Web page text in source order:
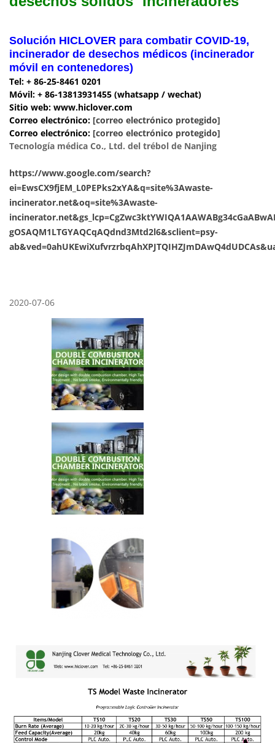
Solución HICLOVER para combatir COVID-19,
incinerador de desechos médicos (incinerador
móvil en contenedores)
Tel: + 86-25-8461 0201
Móvil: + 86-13813931455 (whatsapp / wechat)
Sitio web: www.hiclover.com
Correo electrónico: [correo electrónico protegido]
Correo electrónico: [correo electrónico protegido]
Tecnología médica Co., Ltd. del trébol de Nanjing
https://www.google.com/search?
ei=EwsCX9fjEM_L0PEPks2xYA&q=site%3Awaste-
incinerator.net&oq=site%3Awaste-
gOSAQM1LTGYAQCqAQdnd3Mtd2l6&sclient=psy-
2020-07-06